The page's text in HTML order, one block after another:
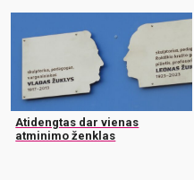
Atidengtas dar vienas
atminimo ženklas